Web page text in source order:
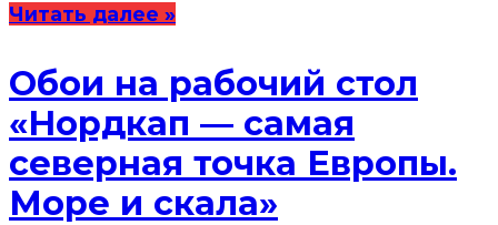
Читать далее »
Обои на рабочий стол
«Нордкап — самая
северная точка Европы.
Море и скала»